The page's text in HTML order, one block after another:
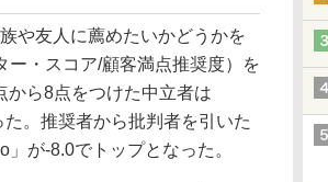
や友人に薦めたいかどうかを
・スコア/顧客満点推奨度）を
から8点をつけた中立者は
。推奨者から批判者を引いた
が-8.0でトップとなった。